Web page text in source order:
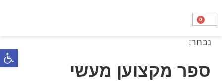
0
נבחר:
ספר מקצוען מעשי